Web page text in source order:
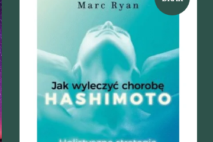
Szybki podgląd